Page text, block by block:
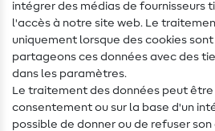
Aide & contact
Contact
Changement de propriétaire
FAQ
intégrer des médias de fournisseurs
l'accès à notre site web. Le
uniquement lorsque des cookies
partageons ces données avec des
dans les paramètres.
Le traitement des données peut
consentement ou sur la base d'un
possible de donner ou de refuser